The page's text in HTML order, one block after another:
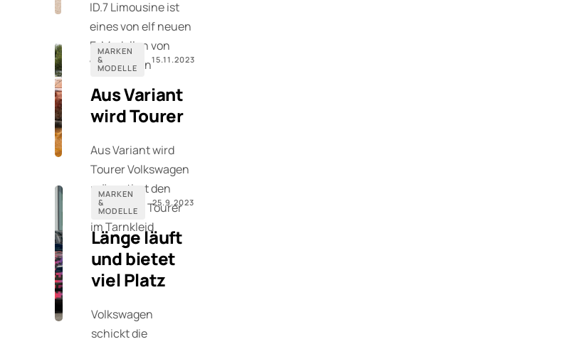
ID.7 Limousine ist
eines von elf neuen
E-Modellen von
Volkswagen
MARKEN
&
MODELLE
15.11.2023
Aus Variant
wird Tourer
Aus Variant wird
Tourer Volkswagen
präsentiert den
neuen ID.7 Tourer
im Tarnkleid
MARKEN
&
MODELLE
25.9.2023
Länge läuft
und bietet
viel Platz
Volkswagen
schickt die